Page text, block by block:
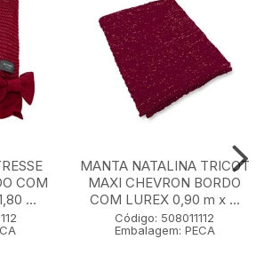
COM
...
MANTA NATALINA TRICOT
MAXI CHEVRON BORDO
COM LUREX 0,90 m x ...
Código: 508011112
Embalagem: PECA